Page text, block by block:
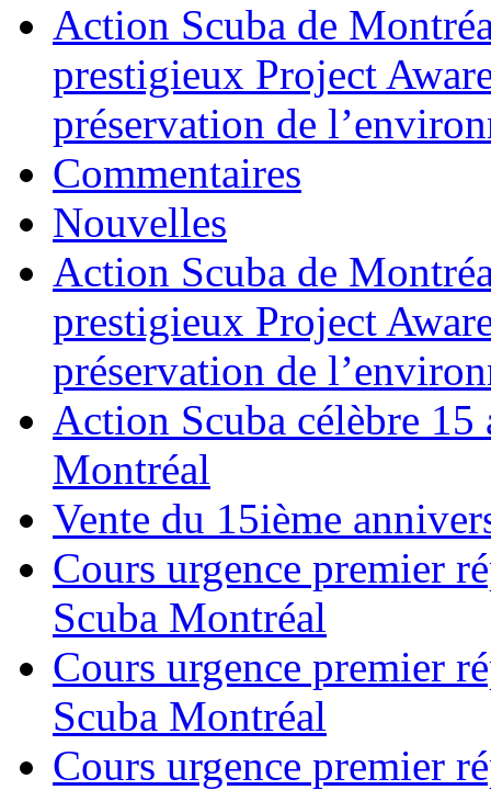
Action Scuba de
prestigieux Project
préservation de
Commentaires
Nouvelles
Action Scuba de
prestigieux Project
préservation de
Action Scuba célèbre 15
Montréal
Vente du 15ième
Cours urgence premier
Scuba Montréal
Cours urgence premier
Scuba Montréal
Cours urgence premier